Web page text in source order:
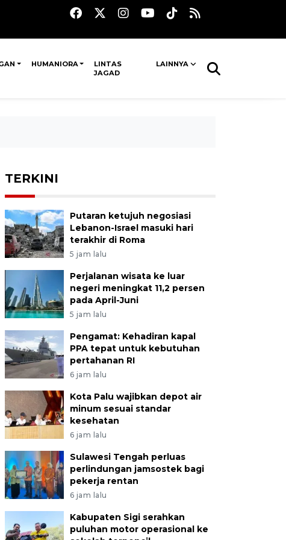
HUMANIORA
LINTAS
JAGAD
LAINNYA
TERKINI
Putaran ketujuh negosiasi
Lebanon-Israel masuki hari
terakhir di Roma
5 jam lalu
Perjalanan wisata ke luar
negeri meningkat 11,2 persen
pada April-Juni
5 jam lalu
Pengamat: Kehadiran kapal
PPA tepat untuk kebutuhan
pertahanan RI
6 jam lalu
Kota Palu wajibkan depot air
minum sesuai standar
kesehatan
6 jam lalu
Sulawesi Tengah perluas
perlindungan jamsostek bagi
pekerja rentan
6 jam lalu
Kabupaten Sigi serahkan
puluhan motor operasional ke